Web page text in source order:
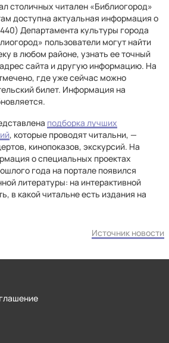
столичных читален «Библиогород»
доступна актуальная информация о
Департамента культуры города
пользователи могут найти
в любом районе, узнать ее точный
сайта и другую информацию. На
где уже сейчас можно
билет. Информация на
подборка лучших
, которые проводят читальни, —
кинопоказов, экскурсий. На
о специальных проектах
года на портале появился
литературы: на интерактивной
в какой читальне есть издания на
Источник новости